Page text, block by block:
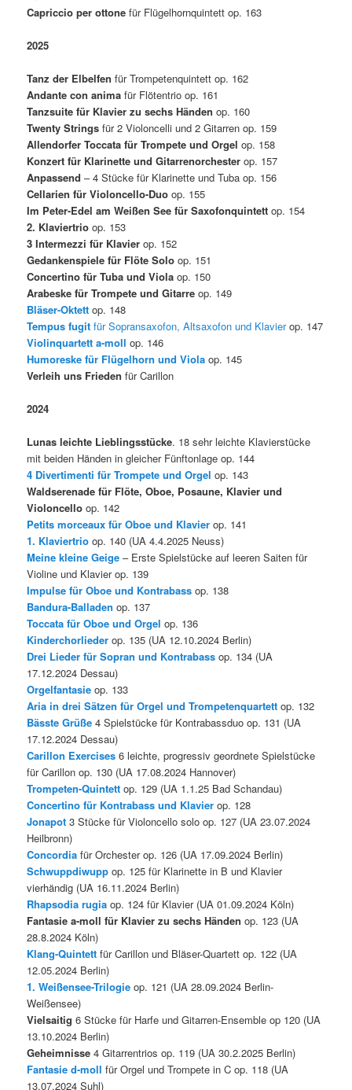
Capriccio per ottone für Flügelhornquintett op. 163
2025
Tanz der Elbelfenfür Trompetenquintett op. 162
Andante con animafür Flötentrio op. 161
Tanzsuite für Klavier zu sechs Händenop. 160
Twenty Stringsfür 2 Violoncelli und 2 Gitarren op. 159
Allendorfer Toccata für Trompete und Orgelop. 158
Konzert für Klarinette und Gitarrenorchesterop. 157
Anpassend – 4 Stücke für Klarinette und Tuba op. 156
Cellarien für Violoncello-Duo op. 155
Im Peter-Edel am Weißen See für Saxofonquintett op. 154
2. Klaviertrioop. 153
3 Intermezzi für Klavier op. 152
Gedankenspiele für Flöte Soloop. 151
Concertino für Tuba und Violaop. 150
Arabeske für Trompete und Gitarre op. 149
Bläser-Oktett op. 148
Tempus fugit für Sopransaxofon, Altsaxofon und Klavierop. 147
Violinquartett a-moll op. 146
Humoreske für Flügelhorn und Viola op. 145
Verleih uns Frieden für Carillon
2024
Lunas leichte Lieblingsstücke. 18 sehr leichte Klavierstücke
mit beiden Händen in gleicher Fünftonlage op. 144
4 Divertimenti für Trompete und Orgel op. 143
Waldserenade für Flöte, Oboe, Posaune, Klavier und
Violoncello op. 142
Petits morceaux für Oboe und Klavier op. 141
1. Klaviertrio op. 140 (UA 4.4.2025 Neuss)
Meine kleine Geige – Erste Spielstücke auf leeren Saiten für
Violine und Klavier op. 139
Impulse für Oboe und Kontrabass op. 138
Bandura-Balladen op. 137
Toccata für Oboe und Orgel op. 136
Kinderchorlieder op. 135 (UA 12.10.2024 Berlin)
Drei Lieder für Sopran und Kontrabass op. 134 (UA
17.12.2024 Dessau)
Orgelfantasie op. 133
Aria in drei Sätzen für Orgel und Trompetenquartett op. 132
Bässte Grüße 4 Spielstücke für Kontrabassduo op. 131 (UA
17.12.2024 Dessau)
Carillon Exercises 6 leichte, progressiv geordnete Spielstücke
für Carillon op. 130 (UA 17.08.2024 Hannover)
Trompeten-Quintett op. 129 (UA 1.1.25 Bad Schandau)
Concertino für Kontrabass und Klavier op. 128
Jonapot 3 Stücke für Violoncello solo op. 127 (UA 23.07.2024
Heilbronn)
Concordia für Orchester op. 126 (UA 17.09.2024 Berlin)
Schwuppdiwupp op. 125 für Klarinette in B und Klavier
vierhändig (UA 16.11.2024 Berlin)
Rhapsodia rugia op. 124 für Klavier (UA 01.09.2024 Köln)
Fantasie a-moll für Klavier zu sechs Händen op. 123 (UA
28.8.2024 Köln)
Klang-Quintett für Carillon und Bläser-Quartett op. 122 (UA
12.05.2024 Berlin)
1. Weißensee-Trilogie op. 121 (UA 28.09.2024 Berlin-
Weißensee)
Vielsaitig 6 Stücke für Harfe und Gitarren-Ensemble op 120 (UA
13.10.2024 Berlin)
Geheimnisse 4 Gitarrentrios op. 119 (UA 30.2.2025 Berlin)
Fantasie d-moll für Orgel und Trompete in C op. 118 (UA
13.07.2024 Suhl)